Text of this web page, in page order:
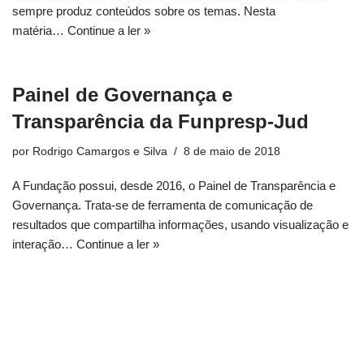
sempre produz conteúdos sobre os temas. Nesta
matéria… Continue a ler »
Painel de Governança e
Transparência da Funpresp-Jud
por Rodrigo Camargos e Silva 8 de maio de 2018
A Fundação possui, desde 2016, o Painel de Transparência e
Governança. Trata-se de ferramenta de comunicação de
resultados que compartilha informações, usando visualização e
interação… Continue a ler »